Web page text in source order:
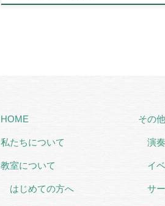
HOME
私たちについて
教室について
はじめての方へ
その
演
イ
サ